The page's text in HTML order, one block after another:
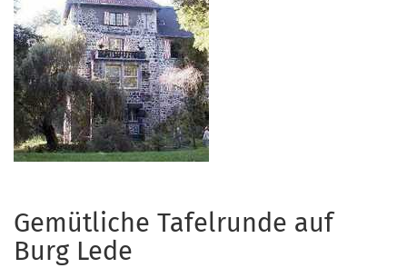
Gemütliche Tafelrunde auf
Burg Lede